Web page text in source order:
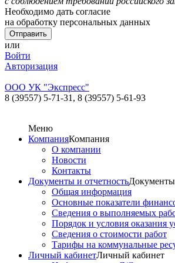
Необходимо дать согласие
на обработку персональных данных
или
Войти
Авторизация
ООО УК "Экспресс"
8 (39557) 5-71-31, 8 (39557) 5-61-93
Меню
КомпанияКомпания
О компании
Новости
Контакты
Документы и отчетностьДокументы
Общая информация
Основные показатели
Сведения о выполняемых
Порядок и условия оказания
Сведения о стоимости работ
Тарифы на коммунальные
Личный кабинетЛичный кабинет